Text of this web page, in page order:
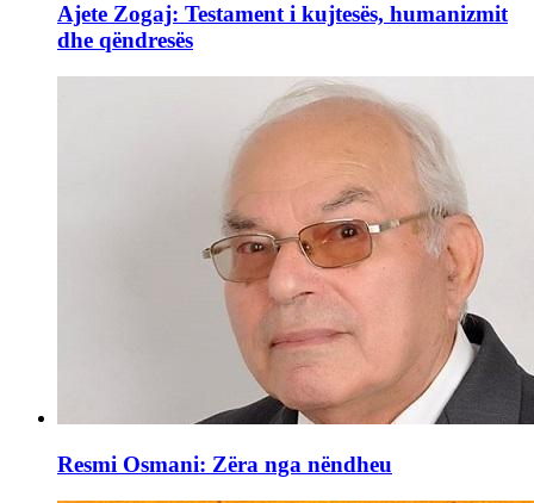
Ajete Zogaj: Testament i kujtesës, humanizmit
dhe qëndresës
Resmi Osmani: Zëra nga nëndheu